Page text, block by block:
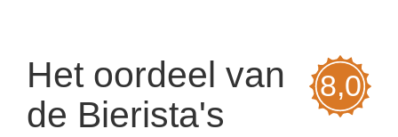
8,0
Het oordeel van
de Bierista's